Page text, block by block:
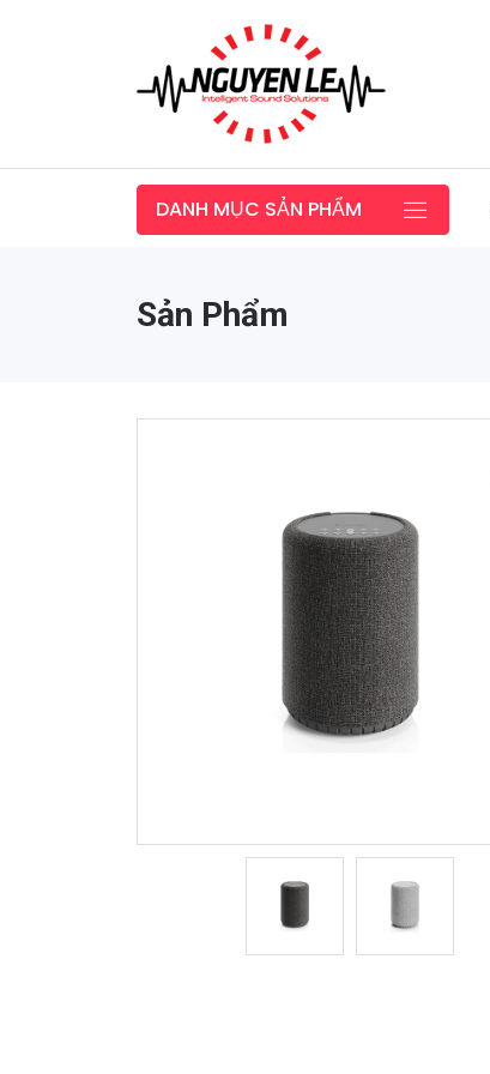
DANH MỤC SẢN PHẨM
Sản Phẩm